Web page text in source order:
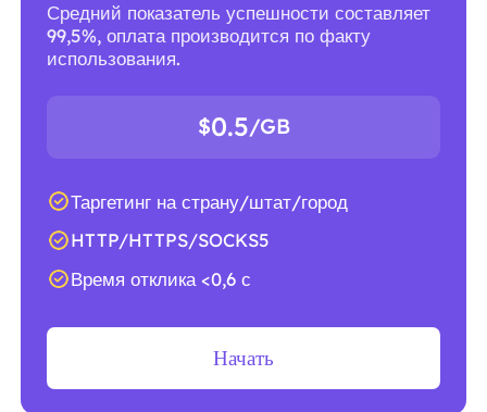
Средний показатель успешности составляет
99,5%, оплата производится по факту
использования.
$0.5/GB
Таргетинг на страну/штат/город
HTTP/HTTPS/SOCKS5
Время отклика <0,6 с
Начать